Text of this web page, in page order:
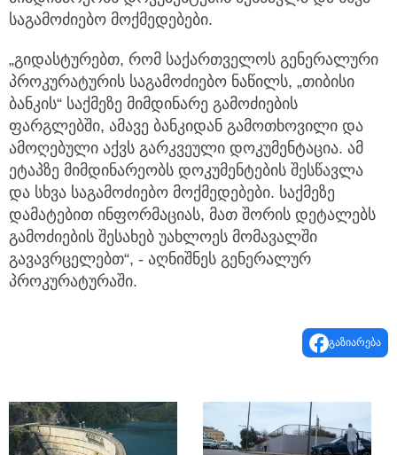
საგამოძიებო მოქმედებები.
„გიდასტურებთ, რომ საქართველოს გენერალური
პროკურატურის საგამოძიებო ნაწილს, „თიბისი
ბანკის“ საქმეზე მიმდინარე გამოძიების
ფარგლებში, ამავე ბანკიდან გამოთხოვილი და
ამოღებული აქვს გარკვეული დოკუმენტაცია. ამ
ეტაპზე მიმდინარეობს დოკუმენტების შესწავლა
და სხვა საგამოძიებო მოქმედებები. საქმეზე
დამატებით ინფორმაციას, მათ შორის დეტალებს
გამოძიების შესახებ უახლოეს მომავალში
გავავრცელებთ“, - აღნიშნეს გენერალურ
პროკურატურაში.
გაზიარება